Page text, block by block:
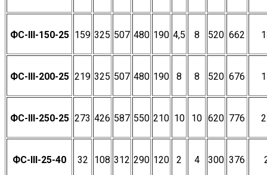
ФС-III-150-25 159 325 507 480 190 4,5 8 520 662
ФС-III-200-25 219 325 507 480 190 8 8 520 676
ФС-III-250-25 273 426 587 550 210 10 10 620 776
ФС-III-25-40 32 108 312 290 120 2 4 300 376